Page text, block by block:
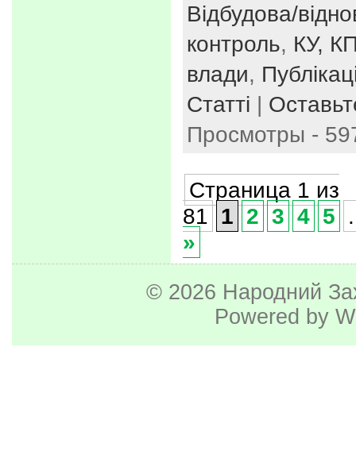
Відбудова/
контроль, КУ,
влади,
Статті |
Просмотры -
Страница 1 из
81 1 2 3 4 5
»
© 2026 Народний
Powered by